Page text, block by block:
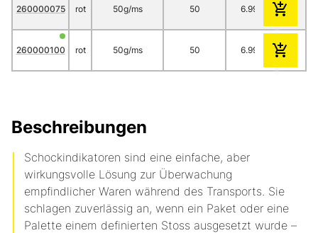
260000075 rot 50g/ms 50 6.99 6.24
260000100 rot 50g/ms 50 6.99 6.24
Beschreibungen
Schockindikatoren sind eine einfache, aber
wirkungsvolle Lösung zur Überwachung
empfindlicher Waren während des Transports. Sie
schlagen zuverlässig an, wenn ein Paket oder eine
Palette einem definierten Stoss ausgesetzt wurde –